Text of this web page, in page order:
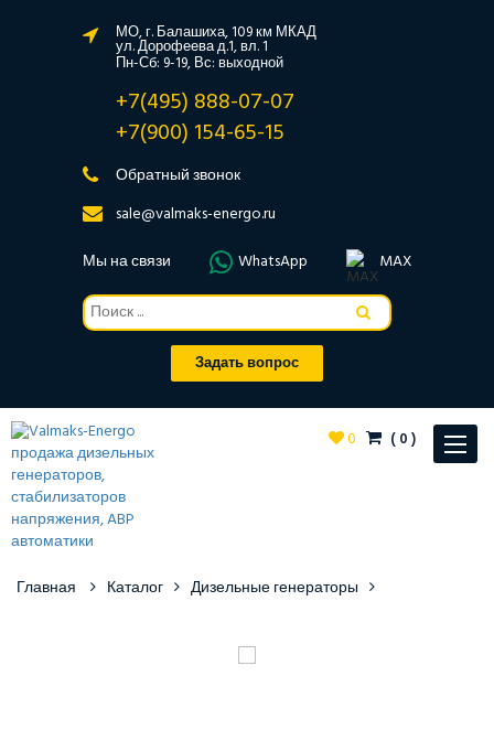
МО, г. Балашиха, 109 км МКАД
ул. Дорофеева д.1, вл. 1
Пн-Сб: 9-19, Вс: выходной
+7(495) 888-07-07
+7(900) 154-65-15
Обратный звонок
sale@valmaks-energo.ru
Мы на связи
WhatsApp MAX
Задать вопрос
Toggle
0 (0)
Главная Каталог Дизельные генераторы